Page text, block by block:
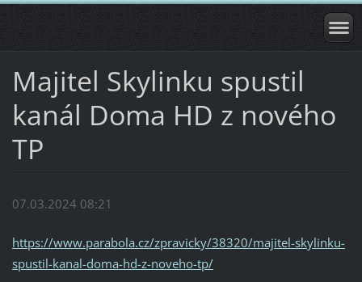
Majitel Skylinku spustil
kanál Doma HD z nového
TP
07.03.2024 08:21
https://www.parabola.cz/zpravicky/38320/majitel-skylinku-
spustil-kanal-doma-hd-z-noveho-tp/